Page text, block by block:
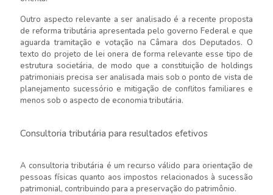
Outro aspecto relevante a ser analisado é a recente proposta
de reforma tributária apresentada pelo governo Federal e que
aguarda tramitação e votação na Câmara dos Deputados. O
texto do projeto de lei onera de forma relevante esse tipo de
estrutura societária, de modo que a constituição de holdings
patrimoniais precisa ser analisada mais sob o ponto de vista de
planejamento sucessório e mitigação de conflitos familiares e
menos sob o aspecto de economia tributária.
Consultoria tributária para resultados efetivos
A consultoria tributária é um recurso válido para orientação de
pessoas físicas quanto aos impostos relacionados à sucessão
patrimonial, contribuindo para a preservação do patrimônio.